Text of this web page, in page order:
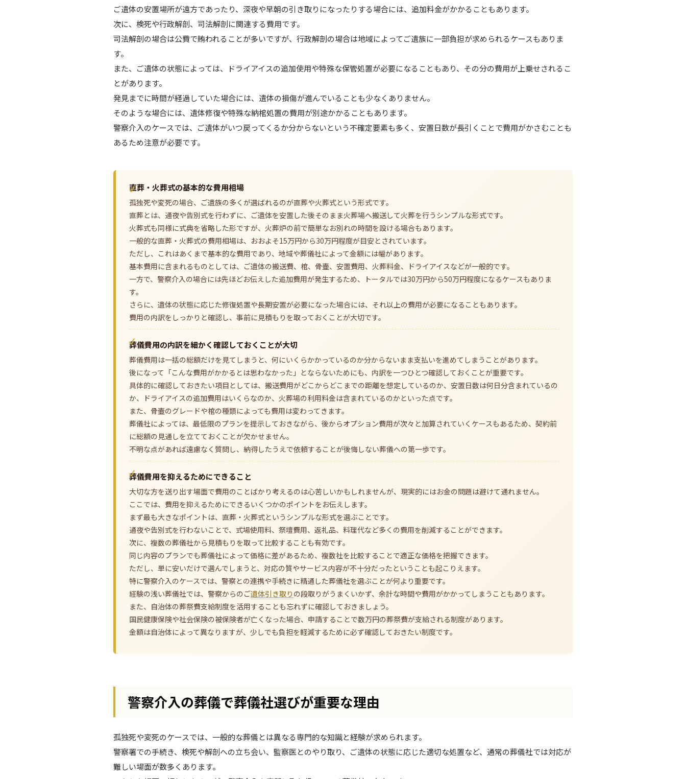
ご遺体の安置場所が遠方であったり、深夜や早朝の引き取りになったりする場合には、追加料金がかかることもあります。
次に、検死や行政解剖、司法解剖に関連する費用です。
司法解剖の場合は公費で賄われることが多いですが、行政解剖の場合は地域によってご遺族に一部負担が求められるケースもありま
す。
また、ご遺体の状態によっては、ドライアイスの追加使用や特殊な保管処置が必要になることもあり、その分の費用が上乗せされるこ
とがあります。
発見までに時間が経過していた場合には、遺体の損傷が進んでいることも少なくありません。
そのような場合には、遺体修復や特殊な納棺処置の費用が別途かかることもあります。
警察介入のケースでは、ご遺体がいつ戻ってくるか分からないという不確定要素も多く、安置日数が長引くことで費用がかさむことも
あるため注意が必要です。
直葬・火葬式の基本的な費用相場
孤独死や変死の場合、ご遺族の多くが選ばれるのが直葬や火葬式という形式です。
直葬とは、通夜や告別式を行わずに、ご遺体を安置した後そのまま火葬場へ搬送して火葬を行うシンプルな形式です。
火葬式も同様に式典を省略した形ですが、火葬炉の前で簡単なお別れの時間を設ける場合もあります。
一般的な直葬・火葬式の費用相場は、おおよそ15万円から30万円程度が目安とされています。
ただし、これはあくまで基本的な費用であり、地域や葬儀社によって金額には幅があります。
基本費用に含まれるものとしては、ご遺体の搬送費、棺、骨壷、安置費用、火葬料金、ドライアイスなどが一般的です。
一方で、警察介入の場合には先ほどお伝えした追加費用が発生するため、トータルでは30万円から50万円程度になるケースもありま
す。
さらに、遺体の状態に応じた修復処置や長期安置が必要になった場合には、それ以上の費用が必要になることもあります。
費用の内訳をしっかりと確認し、事前に見積もりを取っておくことが大切です。
葬儀費用の内訳を細かく確認しておくことが大切
葬儀費用は一括の総額だけを見てしまうと、何にいくらかかっているのか分からないまま支払いを進めてしまうことがあります。
後になって「こんな費用がかかるとは思わなかった」とならないためにも、内訳を一つひとつ確認しておくことが重要です。
具体的に確認しておきたい項目としては、搬送費用がどこからどこまでの距離を想定しているのか、安置日数は何日分含まれているの
か、ドライアイスの追加費用はいくらなのか、火葬場の利用料金は含まれているのかといった点です。
また、骨壷のグレードや棺の種類によっても費用は変わってきます。
葬儀社によっては、最低限のプランを提示しておきながら、後からオプション費用が次々と加算されていくケースもあるため、契約前
に総額の見通しを立てておくことが欠かせません。
不明な点があれば遠慮なく質問し、納得したうえで依頼することが後悔しない葬儀への第一歩です。
葬儀費用を抑えるためにできること
大切な方を送り出す場面で費用のことばかり考えるのは心苦しいかもしれませんが、現実的にはお金の問題は避けて通れません。
ここでは、費用を抑えるためにできるいくつかのポイントをお伝えします。
まず最も大きなポイントは、直葬・火葬式というシンプルな形式を選ぶことです。
通夜や告別式を行わないことで、式場使用料、祭壇費用、返礼品、料理代など多くの費用を削減することができます。
次に、複数の葬儀社から見積もりを取って比較することも有効です。
同じ内容のプランでも葬儀社によって価格に差があるため、複数社を比較することで適正な価格を把握できます。
ただし、単に安いだけで選んでしまうと、対応の質やサービス内容が不十分だったということも起こりえます。
特に警察介入のケースでは、警察との連携や手続きに精通した葬儀社を選ぶことが何より重要です。
経験の浅い葬儀社では、警察からのご遺体引き取り の段取りがうまくいかず、余計な時間や費用がかかってしまうこともあります。
また、自治体の葬祭費支給制度を活用することも忘れずに確認しておきましょう。
国民健康保険や社会保険の被保険者が亡くなった場合、申請することで数万円の葬祭費が支給される制度があります。
金額は自治体によって異なりますが、少しでも負担を軽減するために必ず確認しておきたい制度です。
警察介入の葬儀で葬儀社選びが重要な理由
孤独死や変死のケースでは、一般的な葬儀とは異なる専門的な知識と経験が求められます。
警察署での手続き、検死や解剖への立ち会い、監察医とのやり取り、ご遺体の状態に応じた適切な処置など、通常の葬儀社では対応が
難しい場面が数多くあります。